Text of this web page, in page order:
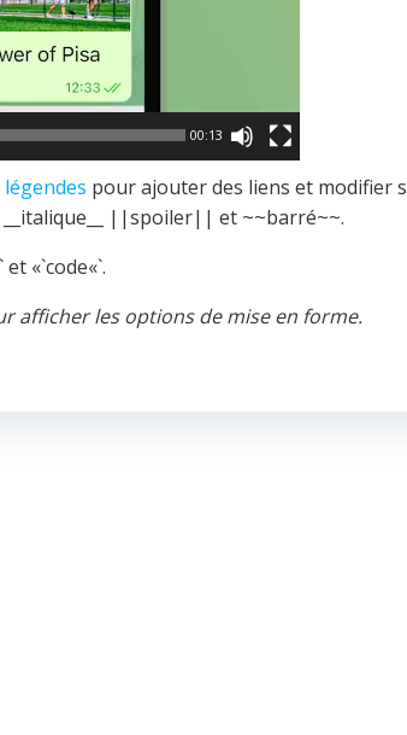
00:13
légendes pour ajouter des liens et modifier
||spoiler|| et ~~barré~~.
«`code«`.
afficher les options de mise en forme.